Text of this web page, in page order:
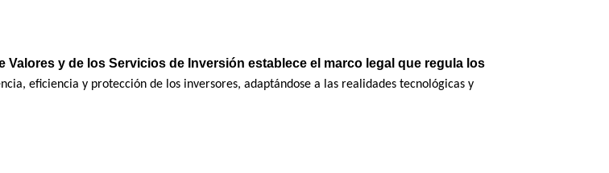
Valores y de los Servicios de Inversión establece el marco legal que regula los
eficiencia y protección de los inversores, adaptándose a las realidades tecnológicas y